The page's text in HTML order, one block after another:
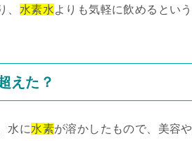
、 水素水よりも気軽に飲めるとい
えた？
水に水素が溶かしたもので、美容